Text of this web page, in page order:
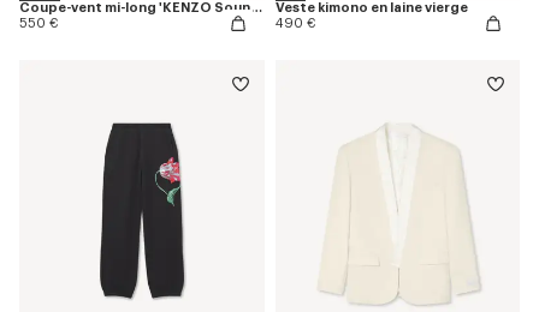
Coupe-vent mi-long 'KENZO Sounds'
550 €
Veste kimono en laine vierge
490 €